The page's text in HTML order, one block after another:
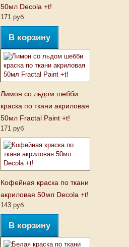
50мл Decola +t!
171 руб
В корзину
Лимон со льдом шебби
краска по ткани акриловая
50мл Fractal Paint +t!
171 руб
Кофейная краска по ткани
акриловая 50мл Decola +t!
143 руб
В корзину